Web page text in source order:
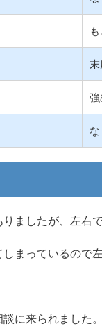
ましたが、左右
まっているので
に来られました